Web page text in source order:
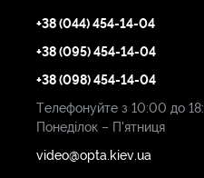
+38 (044) 454-14-04
+38 (095) 454-14-04
+38 (098) 454-14-04
Телефонуйте з 10:00 до
Понеділок – П'ятниця
video@opta.kiev.ua